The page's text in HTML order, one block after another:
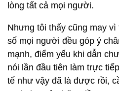
lòng tất cả mọi người.
Nhưng tôi thấy cũng may
số mọi người đều góp ý
mạnh, điểm yếu khi dẫn
nói lần đầu tiên làm trực
tế như vậy đã là được rồi,